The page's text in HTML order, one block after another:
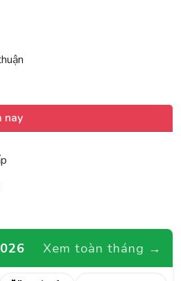
nay
Xem toàn tháng →